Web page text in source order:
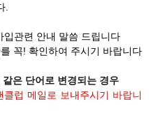
.
관련 안내 말씀 드립니다
꼭! 확인하여 주시기 바랍니다
은 단어로 변경되는 경우
럽 메일로 보내주시기 바랍니